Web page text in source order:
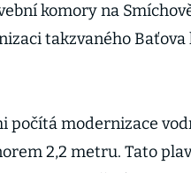
komory na
takzvaného Baťova
počítá modernizace
2,2 metru. Tato